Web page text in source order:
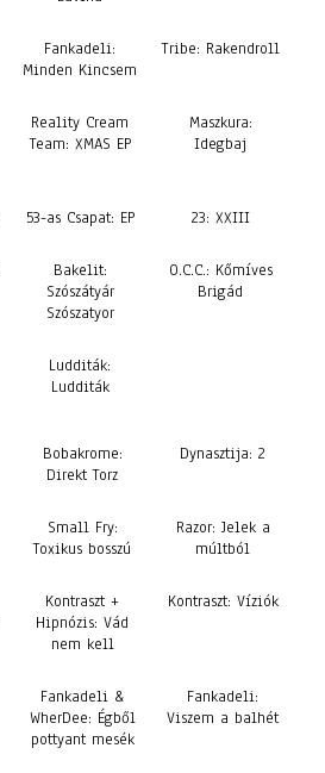
Fankadeli:
Minden Kincsem
Tribe: Rakendroll
Reality Cream
Team: XMAS EP
Maszkura:
Idegbaj
53-as Csapat: EP 23: XXIII
Bakelit:
Szószátyár
Szószatyor
O.C.C.: Kőmíves
Brigád
Ludditák:
Ludditák
Bobakrome:
Direkt Torz
Dynasztija: 2
Small Fry:
Toxikus bosszú
Razor: Jelek a
múltból
Kontraszt +
Hipnózis: Vád
nem kell
Kontraszt: Víziók
Fankadeli &
WherDee: Égből
pottyant mesék
Fankadeli:
Viszem a balhét